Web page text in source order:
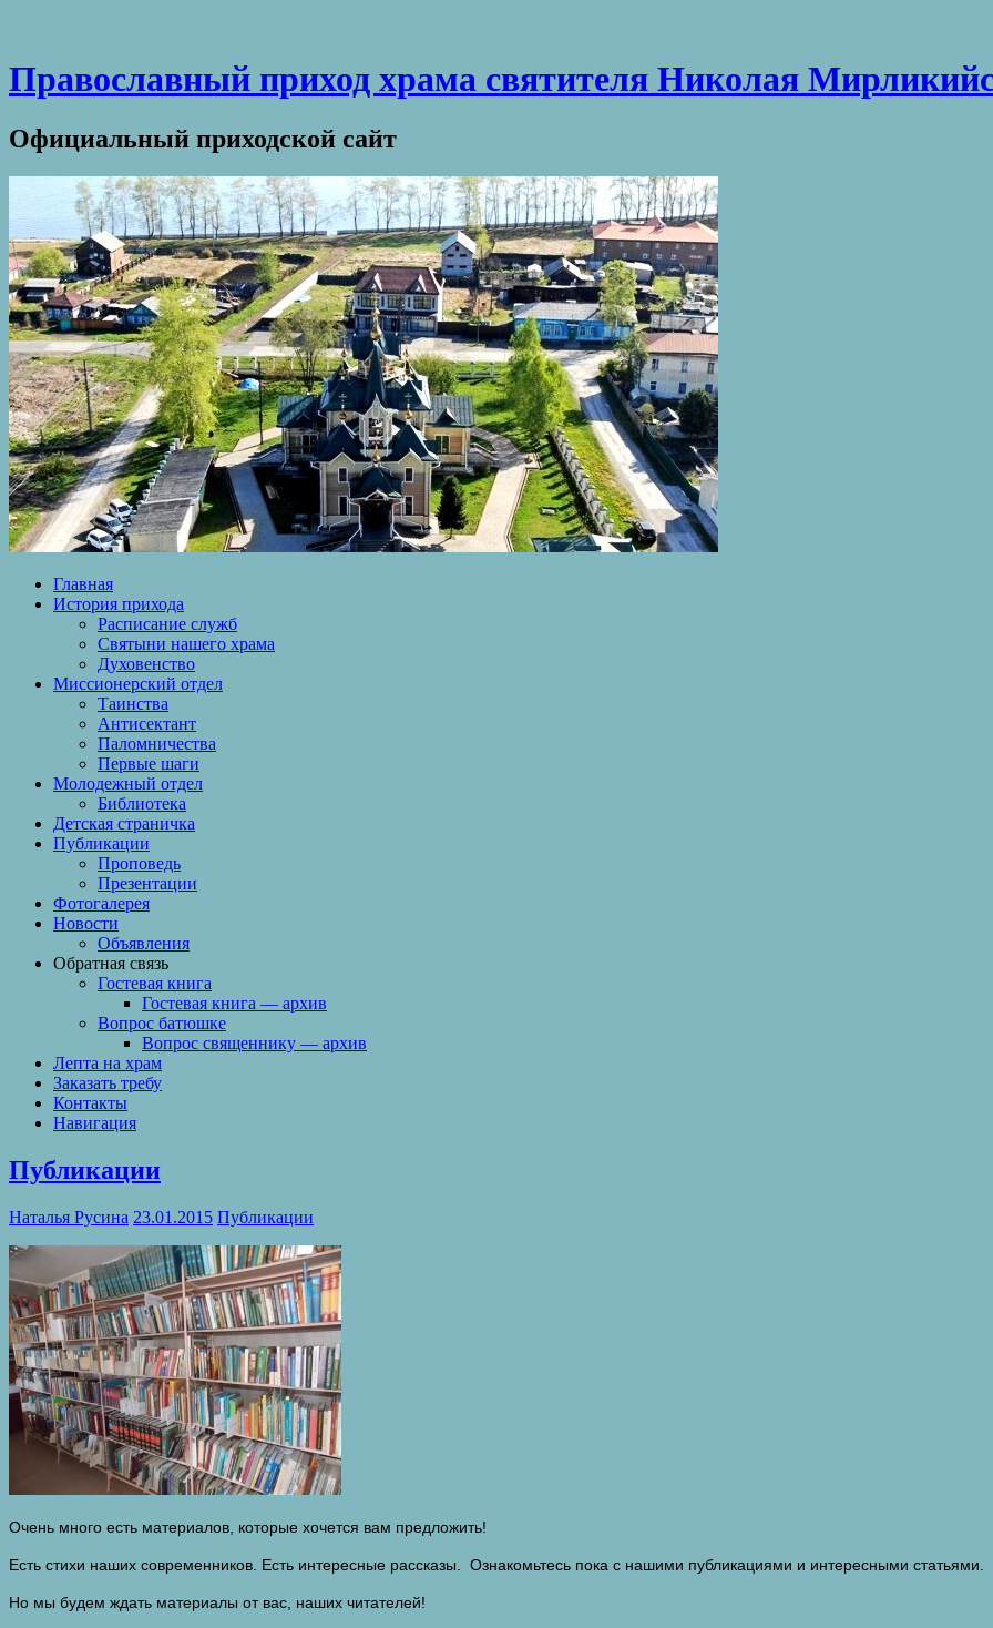
Православный приход храма святителя Николая
Официальный приходской сайт
Главная
История прихода
Расписание служб
Святыни нашего храма
Духовенство
Миссионерский отдел
Таинства
Антисектант
Паломничества
Первые шаги
Молодежный отдел
Библиотека
Детская страничка
Публикации
Проповедь
Презентации
Фотогалерея
Новости
Объявления
Обратная связь
Гостевая книга
Гостевая книга — архив
Вопрос батюшке
Вопрос священнику — архив
Лепта на храм
Заказать требу
Контакты
Навигация
Публикации
Наталья Русина 23.01.2015 Публикации
Очень много есть материалов, которые хочется вам предложить!
Есть стихи наших современников. Есть интересные рассказы. Ознакомьтесь пока с нашими публикациями и интересными статьями.
Но мы будем ждать материалы от вас, наших читателей!